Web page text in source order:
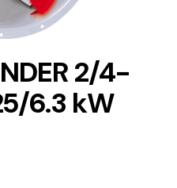
2/4-
6.3 kW